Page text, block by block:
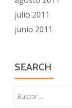
julio 2011
junio 2011
SEARCH